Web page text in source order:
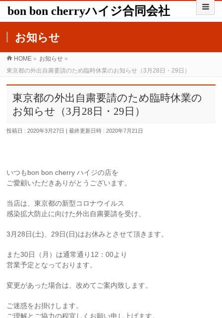
bon bon cherryハイジ合同会社
お知らせ
HOME » お知らせ »
東京都の外出自粛要請のため臨時休業のお知らせ（3月28日・29日）
東京都の外出自粛要請のため臨時休業の
お知らせ（3月28日・29日）
投稿日 : 2020年3月27日 最終更新日時 : 2020年7月21日
いつもbon bon cherry ハイジの店を
ご愛顧いただきありがとうございます。
当店は、東京都の新型コロナウイルス
感染拡大防止に向けた外出自粛要請を受け、
3月28日(土)、29日(日)はお休みとさせて頂きます。
また30日（月）は通常通り12：00より
営業予定となっております。
変更があった場合は、改めてご案内致します。
ご迷惑をお掛けします。
ご理解とご協力の程宜しくお願い申し上げます。